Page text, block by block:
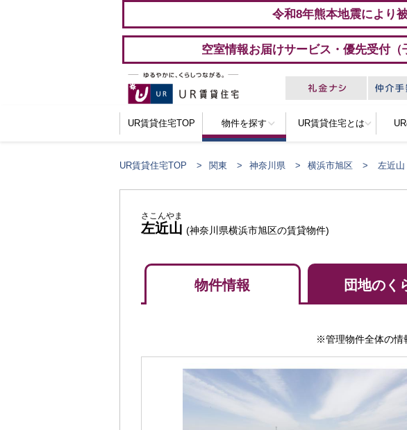
令和8年熊本地震により
空室情報お届けサービス・優先受付（
UR賃貸住宅TOP 物件を探す UR賃貸住宅とは
UR賃貸住宅TOP 関東 神奈川県 横浜市旭区 左近山
左近山
さこんやま
(神奈川県横浜市旭区の賃貸物件)
物件情報 団地のく
※管理物件全体の情